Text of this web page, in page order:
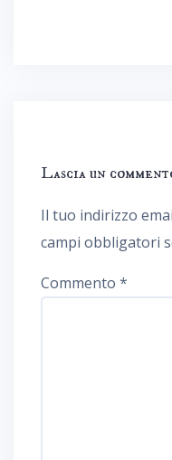
Lascia un
Il tuo indirizzo
campi obbligatori
Commento *